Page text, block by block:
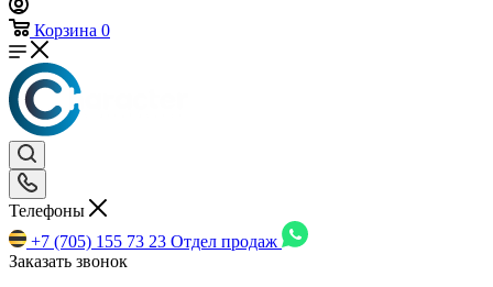
Корзина 0
Телефоны
+7 (705) 155 73 23 Отдел продаж
Заказать звонок